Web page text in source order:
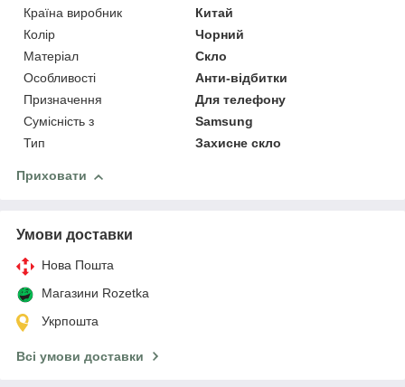
Країна виробник
Китай
Колір
Чорний
Матеріал
Скло
Особливості
Анти-відбитки
Призначення
Для телефону
Сумісність з
Samsung
Тип
Захисне скло
Приховати
Умови доставки
Нова Пошта
Магазини Rozetka
Укрпошта
Всі умови доставки